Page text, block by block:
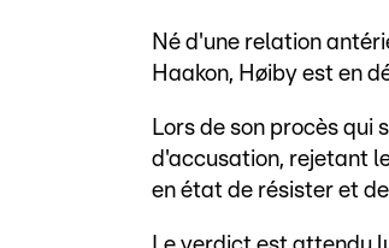
Né d'une relation
Haakon, Høiby est en
Lors de son procès qui
d'accusation, rejetant
en état de résister et